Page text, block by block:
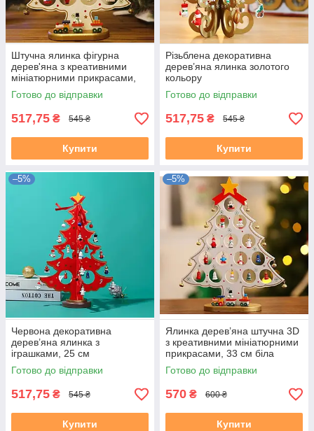
Штучна ялинка фігурна
дерев'яна з креативними
мініатюрними прикрасами,
27 см біла
Готово до відправки
517,75 ₴ 545 ₴
Купити
Різьблена декоративна
дерев’яна ялинка золотого
кольору
Готово до відправки
517,75 ₴ 545 ₴
Купити
–5%
Червона декоративна
дерев’яна ялинка з
іграшками, 25 см
Готово до відправки
517,75 ₴ 545 ₴
Купити
–5%
Ялинка дерев’яна штучна 3D
з креативними мініатюрними
прикрасами, 33 см біла
Готово до відправки
570 ₴ 600 ₴
Купити